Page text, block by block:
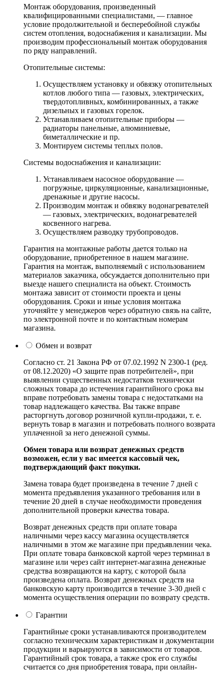
Монтаж оборудования, произведенный
квалифицированными специалистами, — главное
условие продолжительной и бесперебойной службы
систем отопления, водоснабжения и канализации. Мы
производим профессиональный монтаж оборудования
по ряду направлений.
Отопительные системы:
Осуществляем установку и обвязку отопительных
котлов любого типа — газовых, электрических,
твердотопливных, комбинированных, а также
дизельных и газовых горелок.
Устанавливаем отопительные приборы —
радиаторы панельные, алюминиевые,
биметаллические и пр.
Монтируем системы теплых полов.
Системы водоснабжения и канализации:
Устанавливаем насосное оборудование —
погружные, циркуляционные, канализационные,
дренажные и другие насосы.
Производим монтаж и обвязку водонагревателей
— газовых, электрических, водонагревателей
косвенного нагрева.
Осуществляем разводку трубопроводов.
Гарантия на монтажные работы дается только на
оборудование, приобретенное в нашем магазине.
Гарантия на монтаж, выполняемый с использованием
материалов заказчика, обсуждается дополнительно при
выезде нашего специалиста на объект. Стоимость
монтажа зависит от стоимости проекта и цены
оборудования. Сроки и иные условия монтажа
уточняйте у менеджеров через обратную связь на сайте,
по электронной почте и по контактным номерам
магазина.
Обмен и возврат
Согласно ст. 21 Закона РФ от 07.02.1992 N 2300-1 (ред.
от 08.12.2020) «О защите прав потребителей», при
выявлении существенных недостатков технически
сложных товара до истечения гарантийного срока вы
вправе потребовать замены товара с недостатками на
товар надлежащего качества. Вы также вправе
расторгнуть договор розничной купли-продажи, т. е.
вернуть товар в магазин и потребовать полного возврата
уплаченной за него денежной суммы.
Обмен товара или возврат денежных средств
возможен, если у вас имеется кассовый чек,
подтверждающий факт покупки.
Замена товара будет произведена в течение 7 дней с
момента предъявления указанного требования или в
течение 20 дней в случае необходимости проведения
дополнительной проверки качества товара.
Возврат денежных средств при оплате товара
наличными через кассу магазина осуществляется
наличными в этом же магазине при предъявлении чека.
При оплате товара банковской картой через терминал в
магазине или через сайт интернет-магазина денежные
средства возвращаются на карту, с которой была
произведена оплата. Возврат денежных средств на
банковскую карту производится в течение 3-30 дней с
момента осуществления операции по возврату средств.
Гарантии
Гарантийные сроки устанавливаются производителем
согласно техническим характеристикам и документации
продукции и варьируются в зависимости от товаров.
Гарантийный срок товара, а также срок его службы
считается со дня приобретения товара, при онлайн-